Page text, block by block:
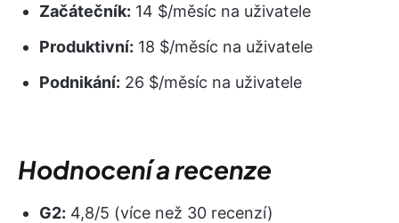
Začátečník: 14 $/měsíc na uživatele
Produktivní: 18 $/měsíc na uživatele
Podnikání: 26 $/měsíc na uživatele
Hodnocení a recenze
G2: 4,8/5 (více než 30 recenzí)